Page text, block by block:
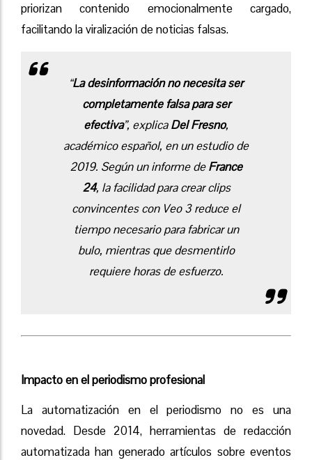
priorizan contenido emocionalmente cargado,
facilitando la viralización de noticias falsas.
“La desinformación no necesita ser
completamente falsa para ser
efectiva”, explicaDel Fresno,
académico español, en un estudio de
2019. Según un informe deFrance
24, la facilidad para crear clips
convincentes con Veo 3 reduce el
tiempo necesario para fabricar un
bulo, mientras que desmentirlo
requiere horas de esfuerzo.
Impacto en el periodismo profesional
La automatización en el periodismo no es una
novedad. Desde 2014, herramientas de redacción
automatizada han generado artículos sobre eventos